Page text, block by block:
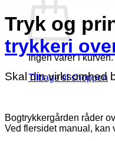
Ingen varer i kurven.
Tilbage til shoppen
Tryk og
trykkeri
Skal din virksomhed
Bogtrykkergården råder
Ved flersidet manual,